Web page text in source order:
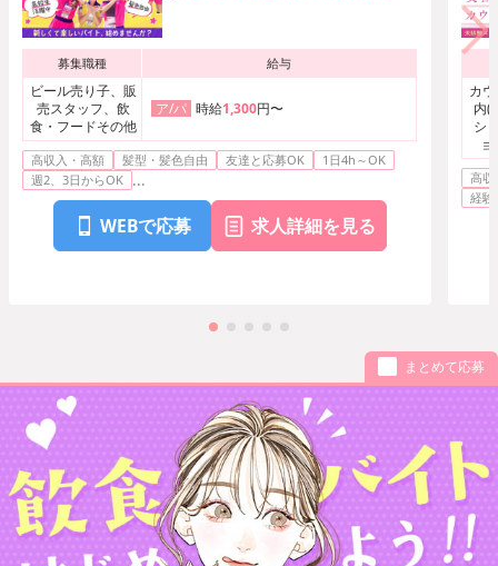
募集職種 給与
ビール売り子、販
売スタッフ、飲
食・フードその他
ア/パ 時給1,300円〜
高収入・高額 髪型・髪色自由 友達と応募OK
1日4h～OK
週2、3日からOK ...
WEBで応募 求人詳細を見る
カ
内(
シ
ト
エ
高
経験
まとめて応募